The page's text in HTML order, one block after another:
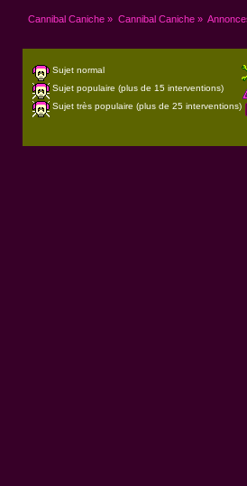
Cannibal Caniche » Cannibal Caniche»
Sujet normal
Sujet populaire (plus de 15 interventions)
Sujet très populaire (plus de 25 interventions)